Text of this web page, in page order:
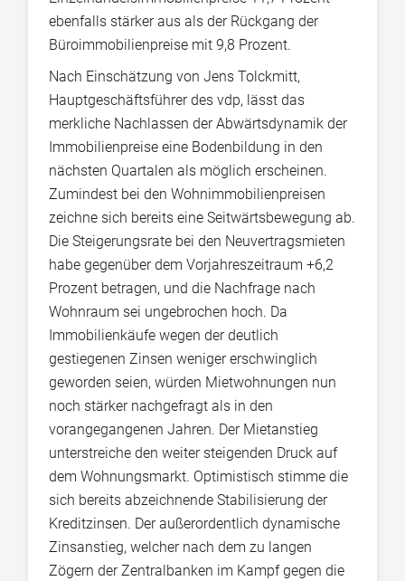
ebenfalls stärker aus als der Rückgang der
Büroimmobilienpreise mit 9,8 Prozent.
Nach Einschätzung von Jens Tolckmitt,
Hauptgeschäftsführer des vdp, lässt das
merkliche Nachlassen der Abwärtsdynamik der
Immobilienpreise eine Bodenbildung in den
nächsten Quartalen als möglich erscheinen.
Zumindest bei den Wohnimmobilienpreisen
zeichne sich bereits eine Seitwärtsbewegung ab.
Die Steigerungsrate bei den Neuvertragsmieten
habe gegenüber dem Vorjahreszeitraum +6,2
Prozent betragen, und die Nachfrage nach
Wohnraum sei ungebrochen hoch. Da
Immobilienkäufe wegen der deutlich
gestiegenen Zinsen weniger erschwinglich
geworden seien, würden Mietwohnungen nun
noch stärker nachgefragt als in den
vorangegangenen Jahren. Der Mietanstieg
unterstreiche den weiter steigenden Druck auf
dem Wohnungsmarkt. Optimistisch stimme die
sich bereits abzeichnende Stabilisierung der
Kreditzinsen. Der außerordentlich dynamische
Zinsanstieg, welcher nach dem zu langen
Zögern der Zentralbanken im Kampf gegen die